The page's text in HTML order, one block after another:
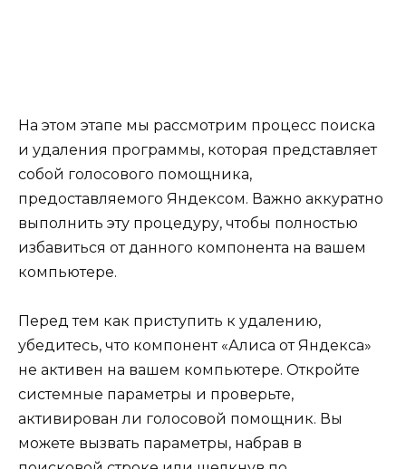
На этом этапе мы рассмотрим процесс поиска
и удаления программы, которая представляет
собой голосового помощника,
предоставляемого Яндексом. Важно аккуратно
выполнить эту процедуру, чтобы полностью
избавиться от данного компонента на вашем
компьютере.
Перед тем как приступить к удалению,
убедитесь, что компонент «Алиса от Яндекса»
не активен на вашем компьютере. Откройте
системные параметры и проверьте,
активирован ли голосовой помощник. Вы
можете вызвать параметры, набрав в